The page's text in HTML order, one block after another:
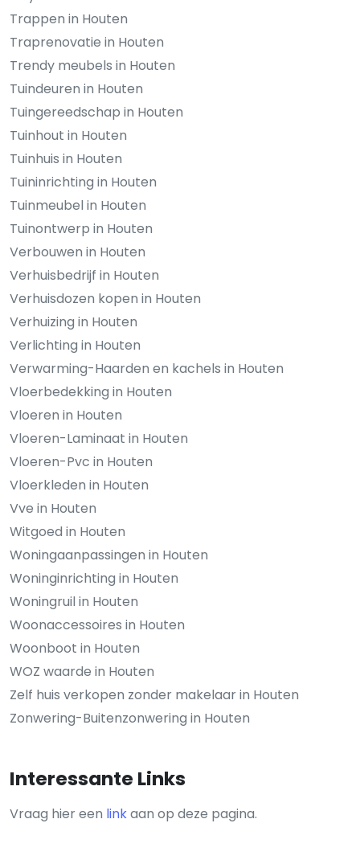
Trappen in Houten
Traprenovatie in Houten
Trendy meubels in Houten
Tuindeuren in Houten
Tuingereedschap in Houten
Tuinhout in Houten
Tuinhuis in Houten
Tuininrichting in Houten
Tuinmeubel in Houten
Tuinontwerp in Houten
Verbouwen in Houten
Verhuisbedrijf in Houten
Verhuisdozen kopen in Houten
Verhuizing in Houten
Verlichting in Houten
Verwarming-Haarden en kachels in Houten
Vloerbedekking in Houten
Vloeren in Houten
Vloeren-Laminaat in Houten
Vloeren-Pvc in Houten
Vloerkleden in Houten
Vve in Houten
Witgoed in Houten
Woningaanpassingen in Houten
Woninginrichting in Houten
Woningruil in Houten
Woonaccessoires in Houten
Woonboot in Houten
WOZ waarde in Houten
Zelf huis verkopen zonder makelaar in Houten
Zonwering-Buitenzonwering in Houten
Interessante Links
Vraag hier een linkaan op deze pagina.